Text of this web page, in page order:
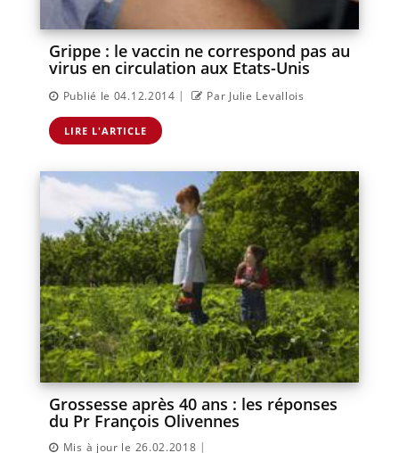
Grippe : le vaccin ne correspond pas au
virus en circulation aux Etats-Unis
Publié le 04.12.2014 | Par Julie Levallois
LIRE L'ARTICLE
Grossesse après 40 ans : les réponses
du Pr François Olivennes
Mis à jour le 26.02.2018 |